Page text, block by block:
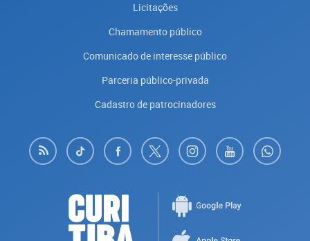
Licitações
Chamamento público
Comunicado de interesse público
Parceria público-privada
Cadastro de patrocinadores